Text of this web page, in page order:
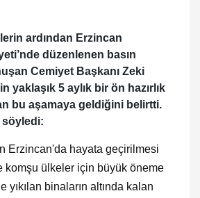
ardından Erzincan
düzenlenen basın
Cemiyet Başkanı Zeki
yaklaşık 5 aylık bir ön hazırlık
bu aşamaya geldiğini belirtti.
söyledi:
Erzincan'da hayata geçirilmesi
komşu ülkeler için büyük öneme
yıkılan binaların altında kalan